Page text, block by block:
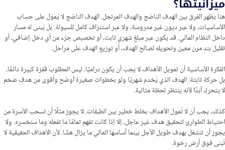
ميزانيتها؟
هنا يظهر الفرق بين الهدف الناضج والهدف المرتجل. الهدف الناضج لا يُموّل على حساب
الأساسيات، ولا عبر ديون غير مدروسة، ولا عبر استنزاف كامل للسيولة. بل يُبنى له مسار
داخل النظام المالي. قد يكون عبر مبلغ شهري ثابت، أو تخصيص جزء من أي دخل إضافي، أو
تقليل بند مرن معين وتحويله لصالح الهدف، أو توزيع الهدف على مراحل.
الفكرة الأساسية أن تمويل الأهداف لا يجب أن يكون دراميًا. ليس المطلوب قفزة كبيرة دائمًا،
بل حركة ثابتة. الهدف الذي يُخدم شهريًا ولو بخطوات صغيرة أوضح وأقوى من هدف ضخم
لا يتحرك أبدًا لأنه ينتظر لحظة مثالية.
كذلك، يجب أن لا تُمول الأهداف بخلط خطير بين الطبقات. لا يجوز مثلًا أن تسحب الأسرة من
احتياط الطوارئ لتحقيق هدف غير عاجل، إلا إذا كانت تفهم تمامًا ما تفعله وما ستخسره. ولا
يجوز أن تنشغل بهدف طويل الأجل بينما أساسها المالي ما يزال هشًا. لأن الأهداف الحقيقية لا
تُبنى فوق أرض رخوة.